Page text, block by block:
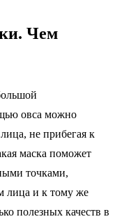
Чем
овса можно
не прибегая к
маска поможет
точками,
лица и к тому же
полезных качеств в